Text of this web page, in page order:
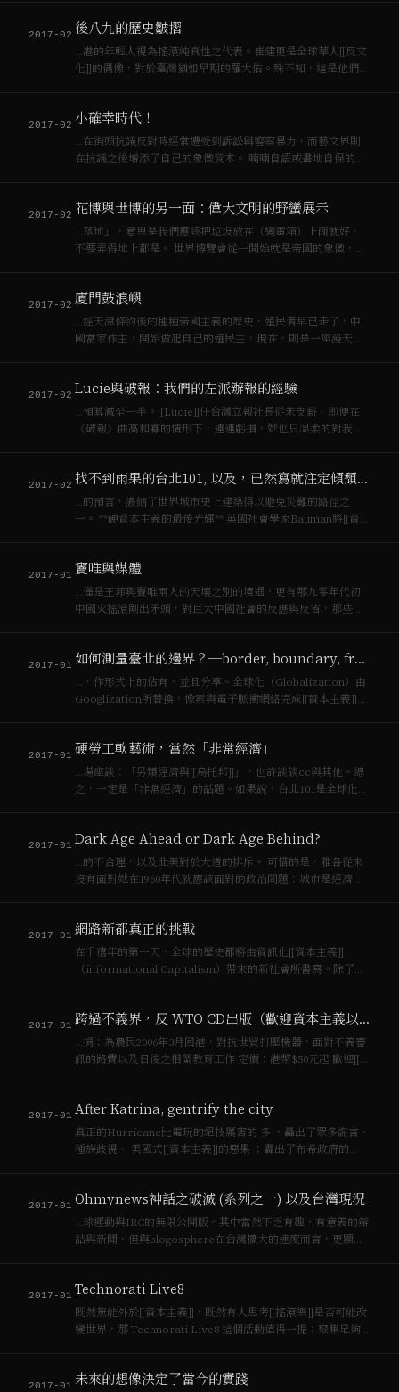
搞文化，…
2017-02 後八九的歷史皺摺
…港的年輕人視為搖滾純真性之代表。崔建更是全球華人[[反文
化]]的偶像，對於臺灣猶如早期的羅大佑。殊不知，這是他們開
現代化與「發展就是硬道…
2017-02 小確幸時代！
…在街頭抗議反對時經常遭受到訴訟與警察暴力，而藝文界則
在抗議之後增添了自己的象徵資本。 喃喃自語或畫地自保的藝
分配機制如此有問題，那麼要問…
2017-02 花博與世博的另一面：偉大文明的野蠻展示
…落地」，意思是我們應該把垃圾放在（變電箱）上面就好，
不要弄得地上都是。 世界博覽會從一開始就是帝國的象徵，是
的環保教育展示。第一屆世界博…
2017-02 廈門鼓浪嶼
…經天津條約後的種種帝國主義的歷史，殖民者早已走了，中
國當家作主，開始做起自己的殖民主，現在，則是一座漫天喊
像，以及像難民似的接駁船，這是鼓浪嶼…
2017-02 Lucie與破報：我們的左派辦報的經驗
…預算減至一半。[[Lucie]]任台灣立報社長從未支薪，即便在
《破報》曲高和寡的情形下，連連虧損，她也只溫柔的對我
大裁員，將所有人全部辭…
2017-02 找不到雨果的台北101, 以及，已然寫就注定傾頹之石頭寓言
…的預言，濃縮了世界城市史上建築得以避免災難的路徑之
一。 **硬資本主義的最後光輝** 英國社會學家Bauman將[[資本
在網路…
2017-01 竇唯與媒體
…僅是王菲與竇唯兩人的天壤之別的境遇，更有那九零年代初
中國火搖滾剛出矛頭，對巨大中國社會的反應與反省，那些力
實驗聲響令我久久不能自己，特別…
2017-01 如何測量臺北的邊界？─border, boundary, frontier and in-between
…，作形式上的佔有，並且分享。全球化（Globalization）由
Googlization所替換，像素與電子脈衝網絡完成[[資本主義]]跨
2017-01 硬勞工軟藝術，當然「非常經濟」
…場座談：「另類經濟與[[烏托邦]]」，也許談談cc與其他。總
之，一定是「非常經濟」的話題。如果說，台北101是全球化下
菱電子的戶外階梯上…
2017-01 Dark Age Ahead or Dark Age Behind?
…的不合理，以及北美對於大道的排斥。 可惜的是，雅各從來
沒有面對她在1960年代就應該面對的政治問題：城市是經濟發
德或不足），不能逼近當今城…
2017-01 網路新都真正的挑戰
在千禧年的第一天，全球的歷史都將由資訊化[[資本主義]]
（informational Capitalism）帶來的新社會所書寫。除了會
2017-01 跨過不義界，反 WTO CD出版（歡迎資本主義以外的傳閱）
…捐：為農民2006年3月回港，對抗世貿打壓機器，面對不義審
訊的路費以及日後之相關教育工作 定價：港幣$50元起 歡迎[[資
2017-01 After Katrina, gentrify the city
真正的Hurricane比電玩的絕技厲害的 多 ，轟出了眾多謊言、
種族歧視、 美國式[[資本主義]]的惡果 ；轟出了布希政府的
2017-01 Ohmynews神話之破滅 (系列之一) 以及台灣現況
…球運動與IRC的無限公開版。其中當然不乏有趣，有意義的辯
詰與新聞，但與blogosphere在台灣擴大的速度而言，更顯出
2017-01 Technorati Live8
既然無能外於[[資本主義]]，既然有人思考[[搖滾樂]]是否可能改
變世界，那 Technorati Live8 這個活動值得一提：聚集足夠
2017-01 未來的想像決定了當今的實踐